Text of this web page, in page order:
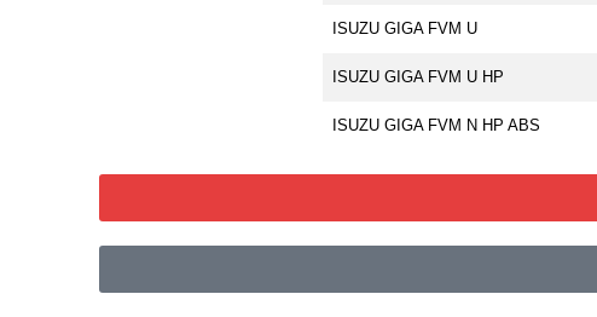
ISUZU GIGA FVM U
ISUZU GIGA FVM U HP
ISUZU GIGA FVM N HP ABS